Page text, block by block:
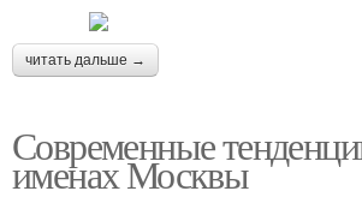
читать дальше →
Современные
именах Москвы